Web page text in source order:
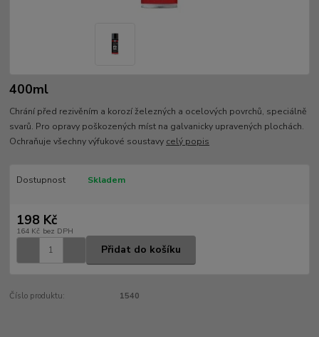
400ml
Chrání před rezivěním a korozí železných a ocelových povrchů, speciálně
svarů. Pro opravy poškozených míst na galvanicky upravených plochách.
Ochraňuje všechny výfukové soustavy celý popis
Dostupnost Skladem
198 Kč
164 Kč bez DPH
Přidat do košíku
Číslo produktu: 1540